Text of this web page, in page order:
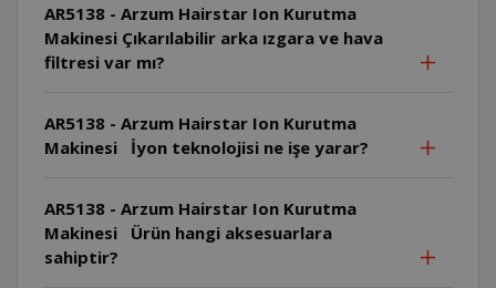
AR5138 - Arzum Hairstar Ion Kurutma
Makinesi Çıkarılabilir arka ızgara ve hava
filtresi var mı?
AR5138 - Arzum Hairstar Ion Kurutma
Makinesi İyon teknolojisi ne işe yarar?
AR5138 - Arzum Hairstar Ion Kurutma
Makinesi Ürün hangi aksesuarlara
sahiptir?